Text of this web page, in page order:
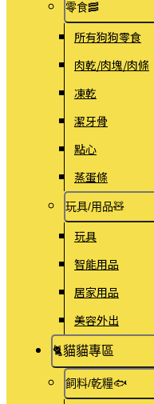
零食🥓
所有狗狗零食
肉乾/肉塊/肉條
凍乾
潔牙骨
點心
蒸蛋條
玩具/用品🧸
玩具
智能用品
居家用品
美容外出
🐈️貓貓專區
飼料/乾糧🐟